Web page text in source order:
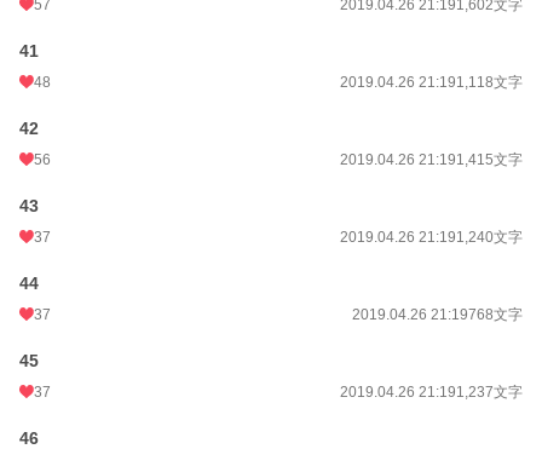
57 2019.04.26 21:191,602文字
41
48 2019.04.26 21:191,118文字
42
56 2019.04.26 21:191,415文字
43
37 2019.04.26 21:191,240文字
44
37 2019.04.26 21:19768文字
45
37 2019.04.26 21:191,237文字
46